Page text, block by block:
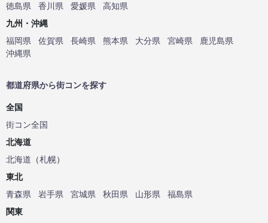
徳島県
香川県 愛媛県
高知県
九州・沖縄
福岡県
佐賀県 長崎県 熊本県 大分県 宮崎県
鹿児島県
沖縄県
都道府県から街コンを探す
全国
街コン全国
北海道
北海道 （札幌）
東北
青森県
岩手県 宮城県 秋田県 山形県
福島県
関東